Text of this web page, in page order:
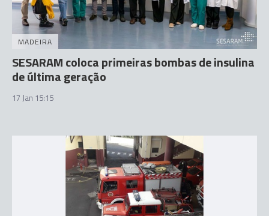
MADEIRA
SESARAM coloca primeiras bombas de insulina
de última geração
17 Jan 15:15